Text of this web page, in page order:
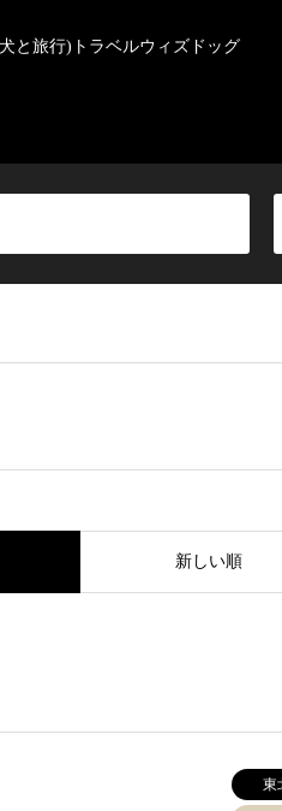
新しい順
東